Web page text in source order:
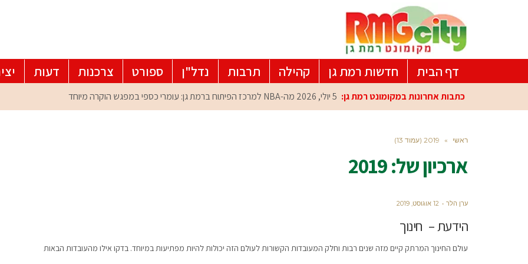
דף הבית חדשות רמת גן קהילה תרבות נדל"ן ספורט צרכנות דעות
כתבות אחרונות במקומונט רמת גן: 5 יולי, 2026 מה-NBA למרכז הפיתוח ברמת גן: עומרי כספי במפגש הוקרה מיוחד
ראשי » 2019 (עמוד 13)
ארכיון של:2019
ערן הלר 12 אוגוסט, 2019
הידעת – חינוך
עולם החינוך המרתק קיים מזה שנים רבות וחלק המעובדות הקשורות לעולם הזה יכולות להיות מפתיעות במיוחד. בדקו אילו מהעובדות הבאות